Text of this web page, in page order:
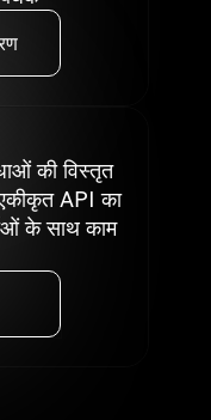
की विस्तृत
API का
के साथ काम